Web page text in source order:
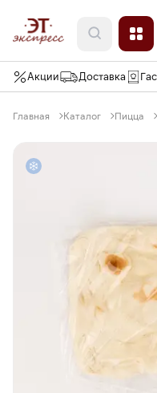
Акции Доставка
Главная Каталог Пицца